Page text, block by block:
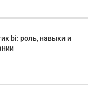
bi: роль, навыки и